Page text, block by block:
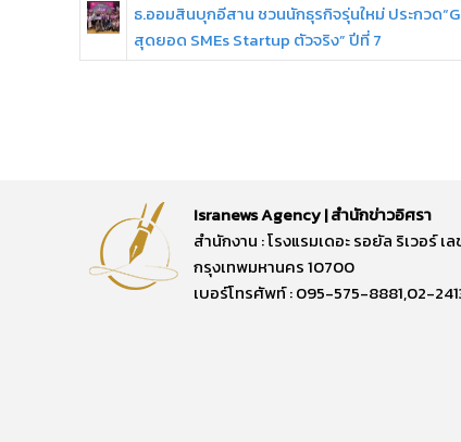
ธ.ออมสินบุกอีสาน ชวนนักธุรกิจรุ่นใหม่ ประกวด
สุดยอด SMEs Startup ตัวจริง” ปีที่ 7
Isranews Agency | สำนักข่าวอิศรา
สำนักงาน : โรงแรมเดอะ รอยัล ริเวอร์
กรุงเทพมหานคร 10700
เบอร์โทรศัพท์ : 095-575-8881,02-